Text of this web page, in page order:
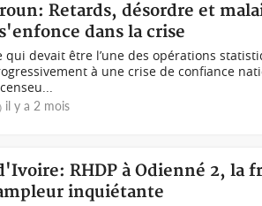
Retards, désordre et
dans la crise
qui devait être l’une des opérations
à une crise de confiance
il y a 2 mois
RHDP à Odienné 2, la
inquiétante